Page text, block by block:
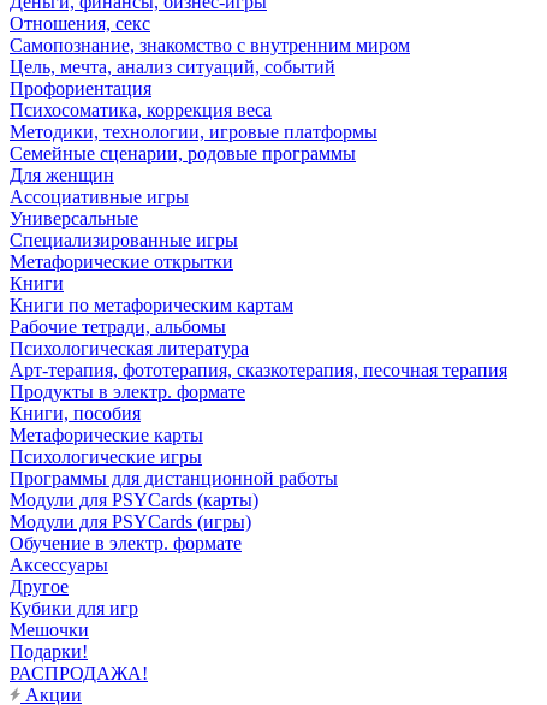
Отношения, секс
Самопознание, знакомство с внутренним миром
Цель, мечта, анализ ситуаций, событий
Профориентация
Психосоматика, коррекция веса
Методики, технологии, игровые платформы
Семейные сценарии, родовые программы
Для женщин
Ассоциативные игры
Универсальные
Специализированные игры
Метафорические открытки
Книги
Книги по метафорическим картам
Рабочие тетради, альбомы
Психологическая литература
Арт-терапия, фототерапия, сказкотерапия, песочная терапия
Продукты в электр. формате
Книги, пособия
Метафорические карты
Психологические игры
Программы для дистанционной работы
Модули для PSYCards (карты)
Модули для PSYCards (игры)
Обучение в электр. формате
Аксессуары
Другое
Кубики для игр
Мешочки
Подарки!
РАСПРОДАЖА!
Акции